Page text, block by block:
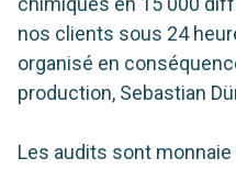
nos clients sous 24
organisé en
production, Sebastian
Les audits sont